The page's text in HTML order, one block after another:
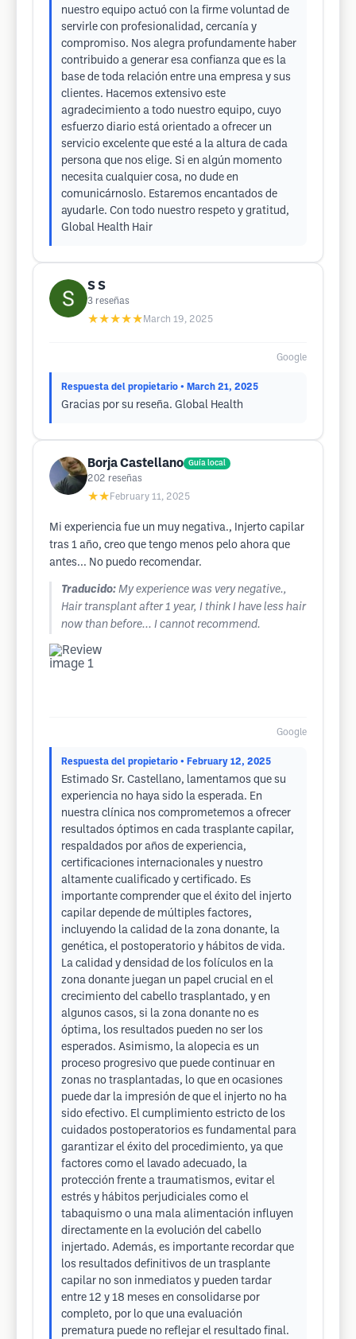
nuestro equipo actuó con la firme voluntad de
servirle con profesionalidad, cercanía y
compromiso. Nos alegra profundamente haber
contribuido a generar esa confianza que es la
base de toda relación entre una empresa y sus
clientes. Hacemos extensivo este
agradecimiento a todo nuestro equipo, cuyo
esfuerzo diario está orientado a ofrecer un
servicio excelente que esté a la altura de cada
persona que nos elige. Si en algún momento
necesita cualquier cosa, no dude en
comunicárnoslo. Estaremos encantados de
ayudarle. Con todo nuestro respeto y gratitud,
Global Health Hair
S S
3 reseñas
★★★★★ March 19, 2025
Google
Respuesta del propietario • March 21, 2025
Gracias por su reseña. Global Health
Borja Castellano Guía local
202 reseñas
★★ February 11, 2025
Mi experiencia fue un muy negativa., Injerto capilar
tras 1 año, creo que tengo menos pelo ahora que
antes... No puedo recomendar.
Traducido: My experience was very negative.,
Hair transplant after 1 year, I think I have less hair
now than before... I cannot recommend.
Google
Respuesta del propietario • February 12, 2025
Estimado Sr. Castellano, lamentamos que su
experiencia no haya sido la esperada. En
nuestra clínica nos comprometemos a ofrecer
resultados óptimos en cada trasplante capilar,
respaldados por años de experiencia,
certificaciones internacionales y nuestro
altamente cualificado y certificado. Es
importante comprender que el éxito del injerto
capilar depende de múltiples factores,
incluyendo la calidad de la zona donante, la
genética, el postoperatorio y hábitos de vida.
La calidad y densidad de los folículos en la
zona donante juegan un papel crucial en el
crecimiento del cabello trasplantado, y en
algunos casos, si la zona donante no es
óptima, los resultados pueden no ser los
esperados. Asimismo, la alopecia es un
proceso progresivo que puede continuar en
zonas no trasplantadas, lo que en ocasiones
puede dar la impresión de que el injerto no ha
sido efectivo. El cumplimiento estricto de los
cuidados postoperatorios es fundamental para
garantizar el éxito del procedimiento, ya que
factores como el lavado adecuado, la
protección frente a traumatismos, evitar el
estrés y hábitos perjudiciales como el
tabaquismo o una mala alimentación influyen
directamente en la evolución del cabello
injertado. Además, es importante recordar que
los resultados definitivos de un trasplante
capilar no son inmediatos y pueden tardar
entre 12 y 18 meses en consolidarse por
completo, por lo que una evaluación
prematura puede no reflejar el resultado final.